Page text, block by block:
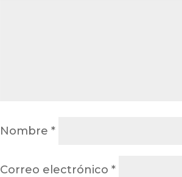
Nombre*
Correo electrónico*